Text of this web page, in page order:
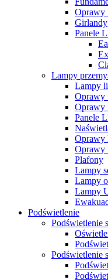
Oprawy
Girlandy
Panele
Lampy
Lampy
Oprawy
Oprawy
Panele
Oprawy
Oprawy
Plafony
Lampy
Lampy
Lampy
Podświetlenie
Podświetlenie
Podświetlenie